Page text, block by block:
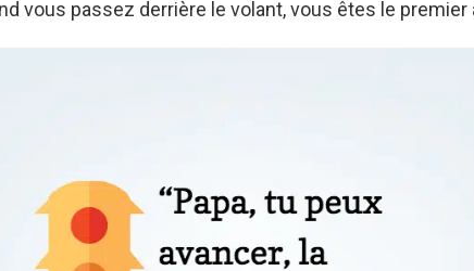
vous passez derrière le volant, vous êtes le premier